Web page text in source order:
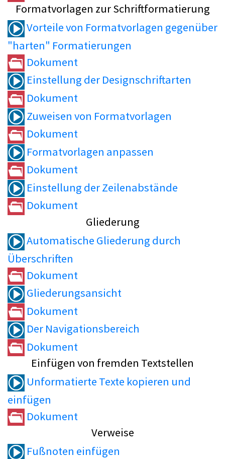
Formatvorlagen zur Schriftformatierung
Vorteile von Formatvorlagen gegenüber
"harten" Formatierungen
Dokument
Einstellung der Designschriftarten
Dokument
Zuweisen von Formatvorlagen
Dokument
Formatvorlagen anpassen
Dokument
Einstellung der Zeilenabstände
Dokument
Gliederung
Automatische Gliederung durch
Überschriften
Dokument
Gliederungsansicht
Dokument
Der Navigationsbereich
Dokument
Einfügen von fremden Textstellen
Unformatierte Texte kopieren und
einfügen
Dokument
Verweise
Fußnoten einfügen